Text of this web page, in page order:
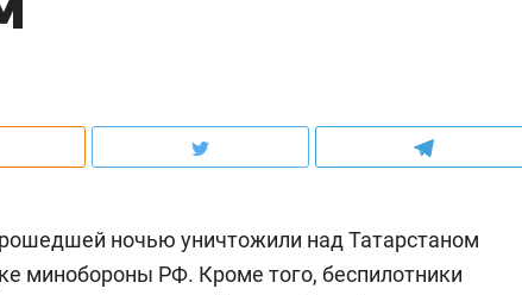
ночью уничтожили над Татарстаном
минобороны РФ. Кроме того, беспилотники